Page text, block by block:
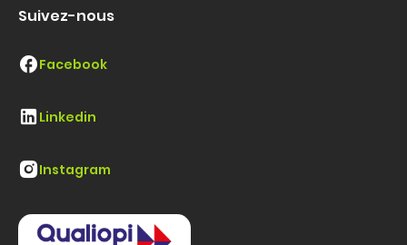
Suivez-nous
Facebook
Linkedin
Instagram